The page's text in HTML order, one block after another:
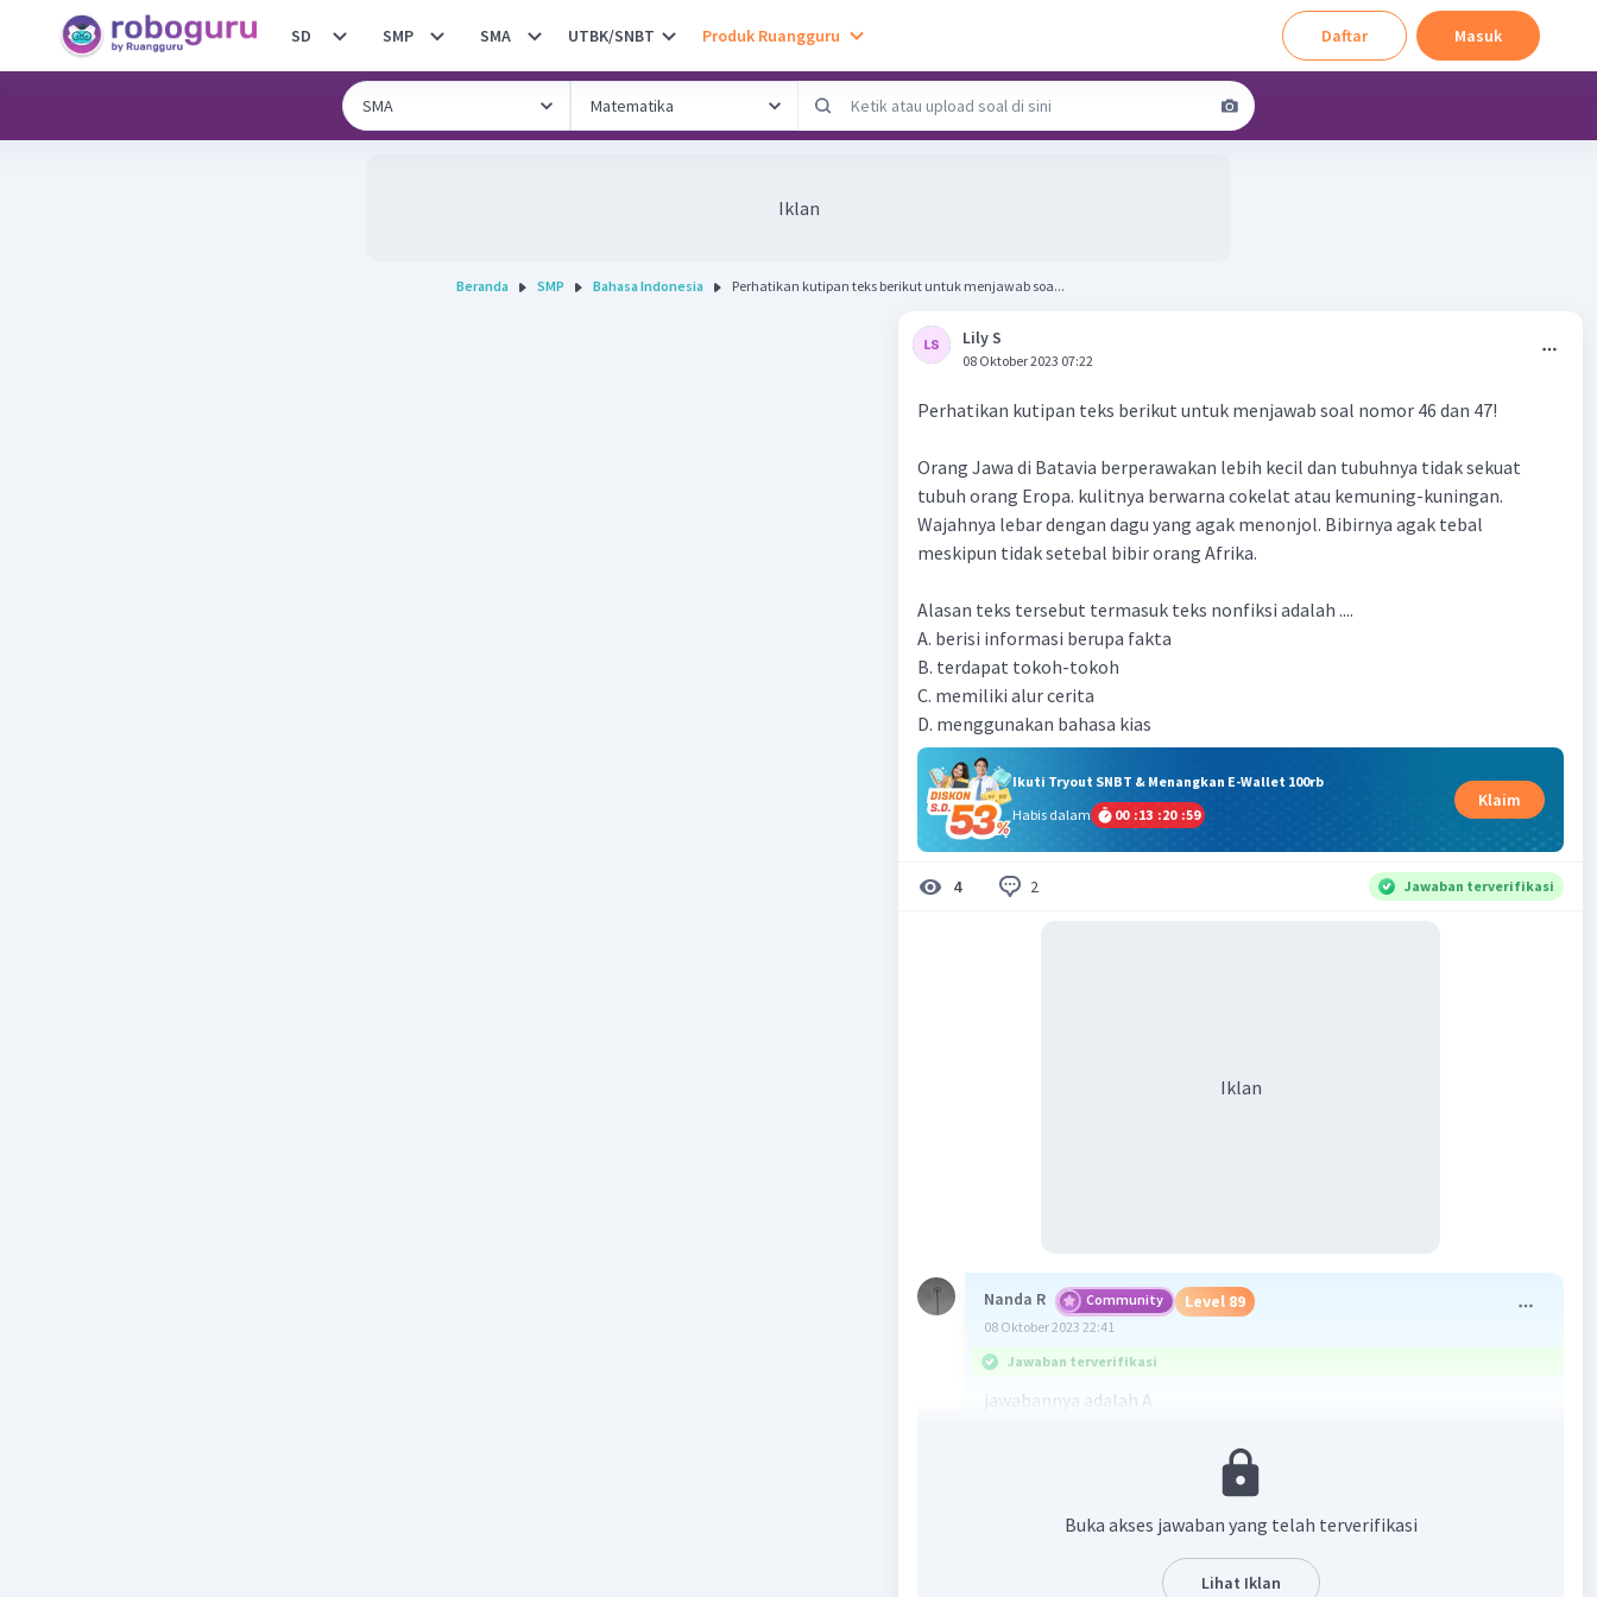
SD SMP SMA UTBK/SNBT Produk Ruangguru Daftar Masuk
Iklan
Beranda SMP Bahasa Indonesia Perhatikan kutipan teks berikut untuk menjawab soa...
Lily S
08 Oktober 2023 07:22
Perhatikan kutipan teks berikut untuk menjawab soal nomor 46 dan 47!
Orang Jawa di Batavia berperawakan lebih kecil dan tubuhnya tidak sekuat
tubuh orang Eropa. kulitnya berwarna cokelat atau kemuning-kuningan.
Wajahnya lebar dengan dagu yang agak menonjol. Bibirnya agak tebal
meskipun tidak setebal bibir orang Afrika.
Alasan teks tersebut termasuk teks nonfiksi adalah ....
A. berisi informasi berupa fakta
B. terdapat tokoh-tokoh
C. memiliki alur cerita
D. menggunakan bahasa kias
Ikuti Tryout SNBT & Menangkan E-Wallet 100rb
Habis dalam
00 :13 :20 :58
Klaim
4 2 Jawaban terverifikasi
Iklan
Nanda R Community Level 89
08 Oktober 2023 22:41
Jawaban terverifikasi
jawabannya adalah A
Teks nonfiksi merupakan sebuah hasil karangan dalam bentuk cerita
nyata atau cerita kehidupan setiap hari yang dituliskan menjadi
sebuah cerita. Teks nonfiksi memiliki beberapa ciri, di antaranya:
Buka akses jawaban yang telah terverifikasi
Lihat Iklan